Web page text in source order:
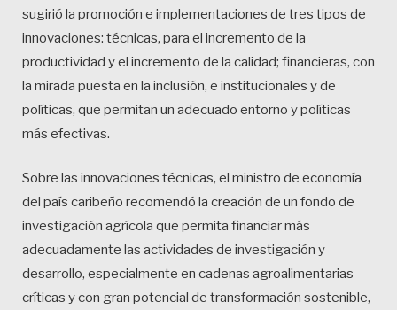
sugirió la promoción e implementaciones de tres tipos de
innovaciones: técnicas, para el incremento de la
productividad y el incremento de la calidad; financieras, con
la mirada puesta en la inclusión, e institucionales y de
políticas, que permitan un adecuado entorno y políticas
más efectivas.
Sobre las innovaciones técnicas, el ministro de economía
del país caribeño recomendó la creación de un fondo de
investigación agrícola que permita financiar más
adecuadamente las actividades de investigación y
desarrollo, especialmente en cadenas agroalimentarias
críticas y con gran potencial de transformación sostenible,